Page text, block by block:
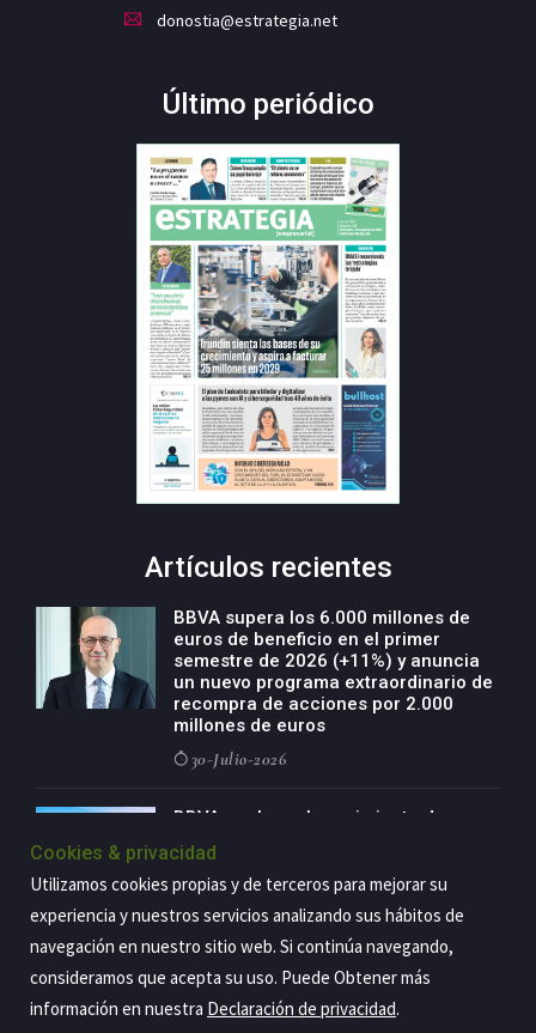
donostia@estrategia.net
Último periódico
Artículos recientes
BBVA supera los 6.000 millones de
euros de beneficio en el primer
semestre de 2026 (+11%) y anuncia
un nuevo programa extraordinario de
recompra de acciones por 2.000
millones de euros
30-Julio-2026
BBVA acelera el crecimiento de su
de especialización presente en siete
países
29-Julio-2026
Copyright@2026 Estrategia Empresarial
Cookies & privacidad
Utilizamos cookies propias y de terceros para mejorar su
experiencia y nuestros servicios analizando sus hábitos de
navegación en nuestro sitio web. Si continúa navegando,
consideramos que acepta su uso. Puede Obtener más
información en nuestra Declaración de privacidad.